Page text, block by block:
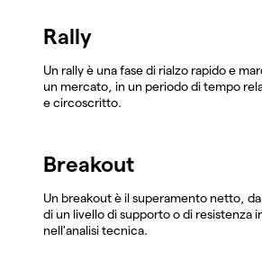
Rally
Un rally è una fase di rialzo rapido e
un mercato, in un periodo di tempo
e circoscritto.
Breakout
Un breakout è il superamento netto,
di un livello di supporto o di resistenza
nell'analisi tecnica.